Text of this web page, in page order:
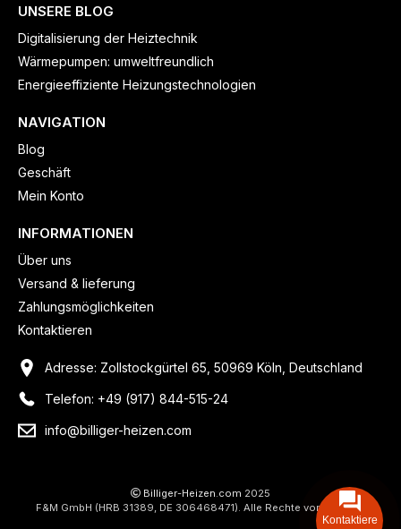
UNSERE BLOG
Digitalisierung der Heiztechnik
Wärmepumpen: umweltfreundlich
Energieeffiziente Heizungstechnologien
NAVIGATION
Blog
Geschäft
Mein Konto
INFORMATIONEN
Über uns
Versand & lieferung
Zahlungsmöglichkeiten
Kontaktieren
Adresse: Zollstockgürtel 65, 50969 Köln, Deutschland
Telefon: +49 (917) 844-515-24
info@billiger-heizen.com
Billiger-Heizen.com 2025
F&M GmbH (HRB 31389, DE 306468471). Alle Rechte vorbehalten.
Kontaktiere